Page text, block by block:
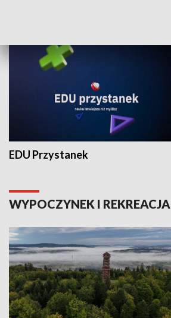
EDU Przystanek
WYPOCZYNEK I REKREACJA